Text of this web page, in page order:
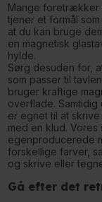
Mange foretrækker
tjener et formål
at du kan bruge
en magnetisk
hylde.
Sørg desuden for,
som passer til
bruger kraftige
overflade.
er egnet til at
med en klud. Vores
egenproducerede
forskellige farver,
og skrive eller
Gå efter det